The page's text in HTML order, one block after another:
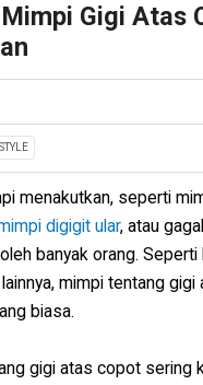
Gigi Atas
menakutkan, seperti
digigit ular, atau
banyak orang. Seperti
mimpi tentang
biasa.
gigi atas copot sering